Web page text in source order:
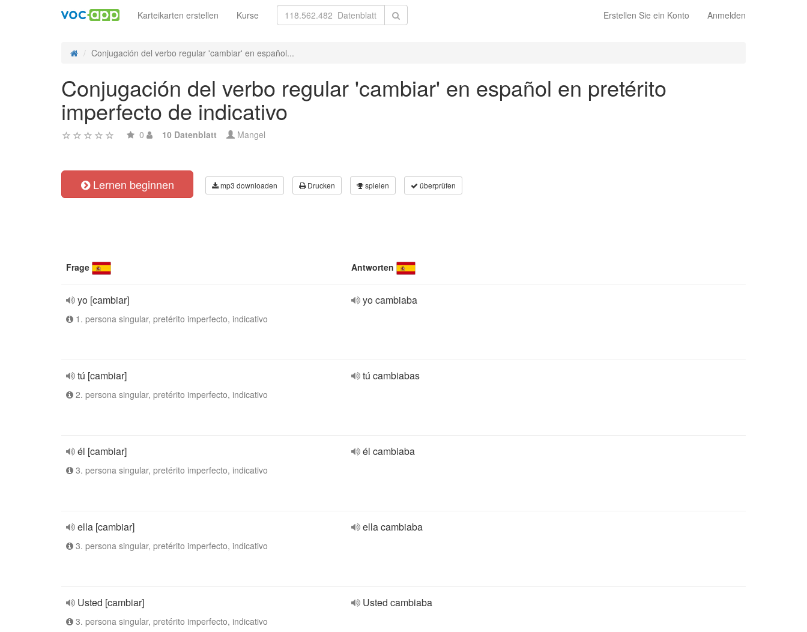
Erstellen Sie ein Konto Anmelden
Karteikarten erstellen Kurse
Conjugación del verbo regular 'cambiar' en español...
Conjugación del verbo regular 'cambiar' en español en pretérito
imperfecto de indicativo
0 10 Datenblatt Mangel
Lernen beginnen mp3 downloaden Drucken spielen überprüfen
Frage Antworten
yo [cambiar]
1. persona singular, pretérito imperfecto, indicativo
yo cambiaba
tú [cambiar]
2. persona singular, pretérito imperfecto, indicativo
tú cambiabas
él [cambiar]
3. persona singular, pretérito imperfecto, indicativo
él cambiaba
ella [cambiar]
3. persona singular, pretérito imperfecto, indicativo
ella cambiaba
Usted [cambiar]
3. persona singular, pretérito imperfecto, indicativo
Usted cambiaba